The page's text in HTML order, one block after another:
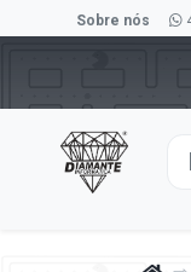
Sobre nós